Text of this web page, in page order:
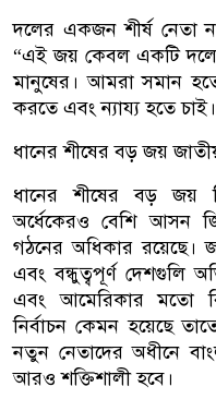
দলের একজন শীর্ষ নেতা
“এই জয় কেবল একটি
মানুষের। আমরা সমান
করতে এবং ন্যায্য হতে
ধানের শীষের বড় জয়
ধানের শীষের বড় জয়
অর্ধেকেরও বেশি আসন
গঠনের অধিকার রয়েছে।
এবং বন্ধুত্বপূর্ণ দেশগুলি
এবং আমেরিকার মতো
নির্বাচন কেমন হয়েছে
নতুন নেতাদের অধীনে
আরও শক্তিশালী হবে।